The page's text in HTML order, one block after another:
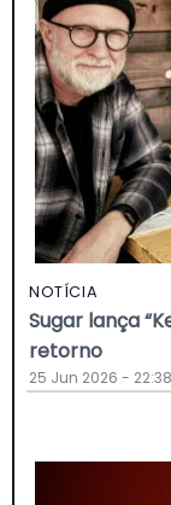
NOTÍCIA
Sugar lança
retorno
25 Jun 2026 - 22:38